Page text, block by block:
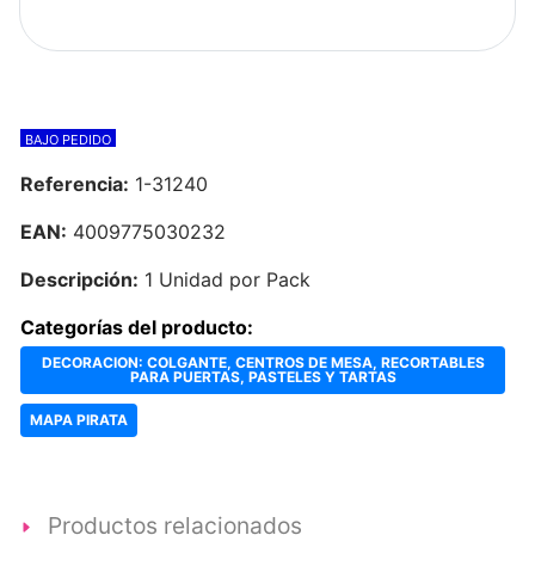
BAJO PEDIDO
Referencia: 1-31240
EAN: 4009775030232
Descripción: 1 Unidad por Pack
Categorías del producto:
DECORACION: COLGANTE, CENTROS DE MESA, RECORTABLES
PARA PUERTAS, PASTELES Y TARTAS
MAPA PIRATA
Productos relacionados